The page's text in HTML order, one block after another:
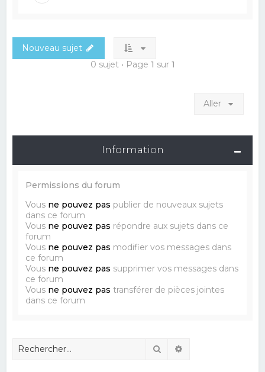
Nouveau sujet
0 sujet • Page 1 sur 1
Aller
Information
Permissions du forum
Vous ne pouvez pas publier de nouveaux sujets
dans ce forum
Vous ne pouvez pas répondre aux sujets dans ce
forum
Vous ne pouvez pas modifier vos messages dans
ce forum
Vous ne pouvez pas supprimer vos messages dans
ce forum
Vous ne pouvez pas transférer de pièces jointes
dans ce forum
Rechercher